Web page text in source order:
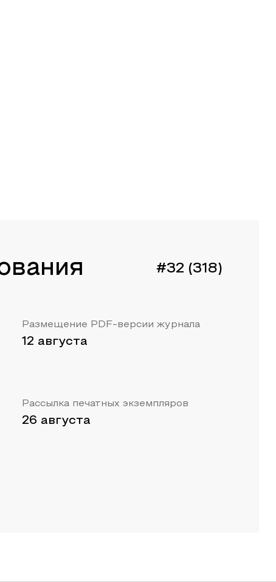
#32 (318)
Размещение PDF-версии журнала
12 августа
Рассылка печатных экземпляров
26 августа